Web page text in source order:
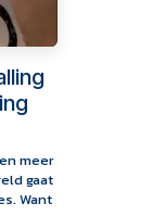
meer
gaat
Want